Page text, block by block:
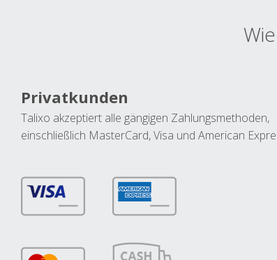
Privatkunden
Talixo akzeptiert alle gängigen Zahlungsmethoden,
einschließlich MasterCard, Visa und American